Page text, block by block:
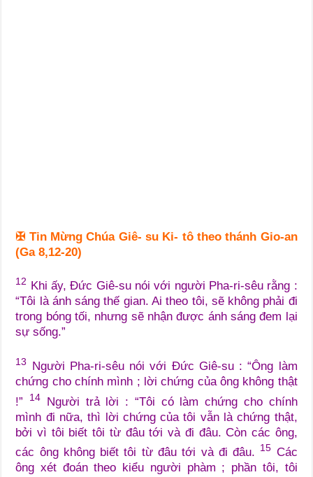
✠ Tin Mừng Chúa Giê- su Ki- tô theo thánh Gio-an
(Ga 8,12-20)
12
Khi ấy, Đức Giê-su nói với người Pha-ri-sêu rằng :
“Tôi là ánh sáng thế gian. Ai theo tôi, sẽ không phải đi
trong bóng tối, nhưng sẽ nhận được ánh sáng đem lại
sự sống.”
13
Người Pha-ri-sêu nói với Đức Giê-su : “Ông làm
chứng cho chính mình ; lời chứng của ông không thật
!”
14 Người trả lời : “Tôi có làm chứng cho chính
mình đi nữa, thì lời chứng của tôi vẫn là chứng thật,
bởi vì tôi biết tôi từ đâu tới và đi đâu. Còn các ông,
các ông không biết tôi từ đâu tới và đi đâu. 15 Các
ông xét đoán theo kiểu người phàm ; phần tôi, tôi